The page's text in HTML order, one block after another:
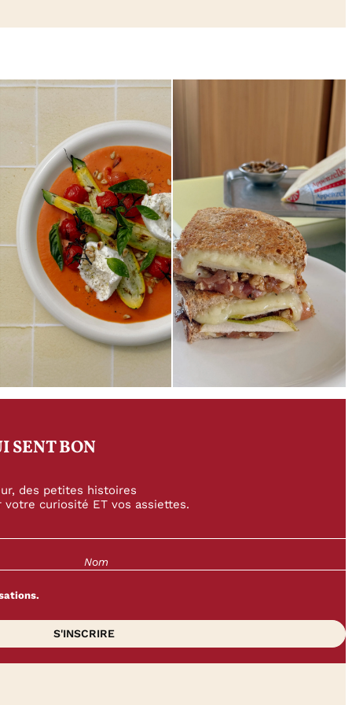
SENT BON
des petites histoires
curiosité ET vos assiettes.